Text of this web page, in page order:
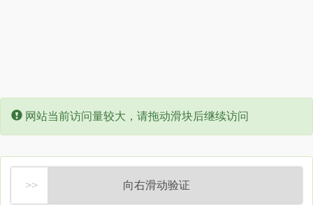
Error:
网站当前访问量较大，请拖动滑块后继续访问
向右滑动验证